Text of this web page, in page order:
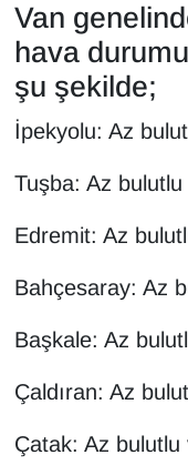
Van
hava
şu şekilde;
İpekyolu: Az
Tuşba: Az bulutlu
Edremit: Az
Bahçesaray: Az
Başkale: Az
Çaldıran: Az
Çatak: Az bulutlu
MEDYA
ONE EKONOMİ
POLİTİKA
Resmi İlanlar
RÖPORTAJ
SAĞLIK